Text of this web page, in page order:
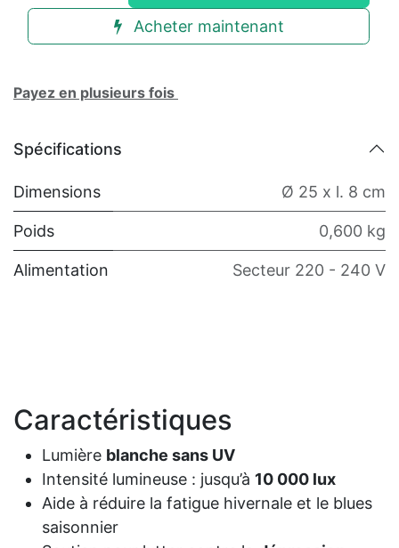
Acheter maintenant
Payez en plusieurs fois
Spécifications
Dimensions Ø 25 x l. 8 cm
Poids 0,600 kg
Alimentation Secteur 220 - 240 V
Caractéristiques
Lumière blanche sans UV
Intensité lumineuse : jusqu’à 10 000 lux
Aide à réduire la fatigue hivernale et le blues
saisonnier